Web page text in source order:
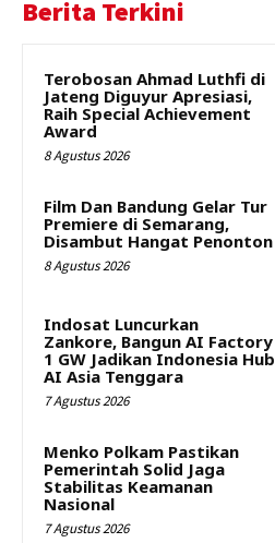
Berita Terkini
Terobosan Ahmad Luthfi di
Jateng Diguyur Apresiasi,
Raih Special Achievement
Award
8 Agustus 2026
Film Dan Bandung Gelar Tur
Premiere di Semarang,
Disambut Hangat Penonton
8 Agustus 2026
Indosat Luncurkan
Zankore, Bangun AI Factory
1 GW Jadikan Indonesia Hub
AI Asia Tenggara
7 Agustus 2026
Menko Polkam Pastikan
Pemerintah Solid Jaga
Stabilitas Keamanan
Nasional
7 Agustus 2026